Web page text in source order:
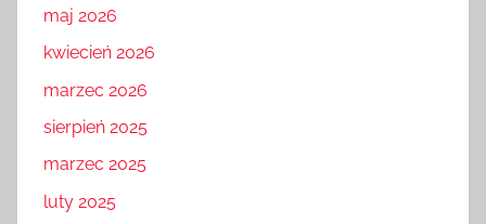
maj 2026
kwiecień 2026
marzec 2026
sierpień 2025
marzec 2025
luty 2025